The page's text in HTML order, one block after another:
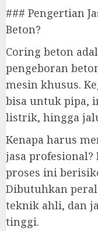
### Pengertian
Beton?
Coring beton
pengeboran
mesin khusus.
bisa untuk pipa,
listrik, hingga
Kenapa harus
jasa profesional?
proses ini
Dibutuhkan
teknik ahli, dan
tinggi.